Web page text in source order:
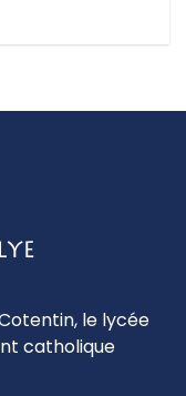
le lycée
catholique